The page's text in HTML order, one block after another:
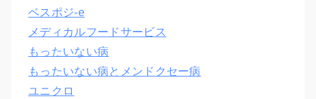
ベスポジ-e
メディカルフードサービス
もったいない病
もったいない病とメンドクセー病
ユニクロ